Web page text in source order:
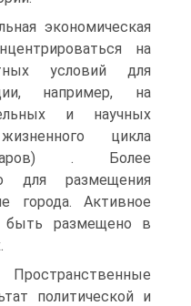
экономическая
на
условий для
например, на
и научных
цикла
. Более
для размещения
города. Активное
быть размещено в
политической и